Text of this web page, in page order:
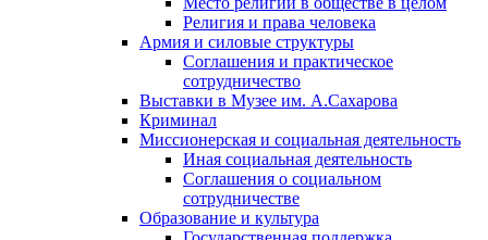
Религия и права человека
Армия и силовые структуры
Соглашения и практическое
сотрудничество
Выставки в Музее им. А.Сахарова
Криминал
Миссионерская и социальная деятельность
Иная социальная деятельность
Соглашения о социальном
сотрудничестве
Образование и культура